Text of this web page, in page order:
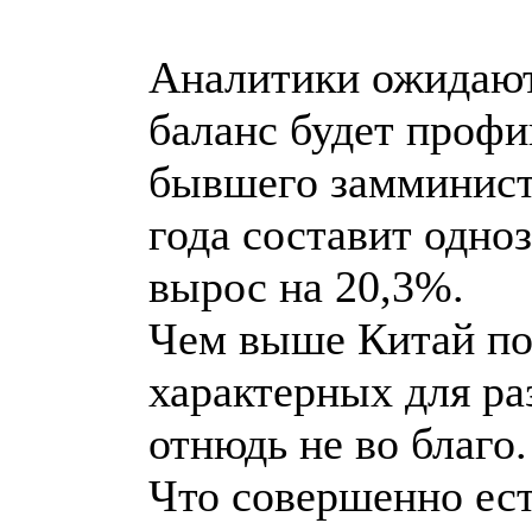
Аналитики
баланс будет
бывшего
года составит
вырос на 20,3%.
Чем выше Китай
характерных для
отнюдь не во благо.
Что совершенно